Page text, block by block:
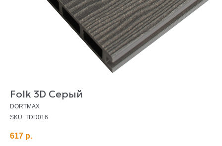
Folk 3D Серый
DORTMAX
SKU: TDD016
617 р.